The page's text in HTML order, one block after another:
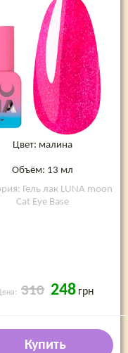
Цвет: малина
Объём: 13 мл
Гель лак LUNA moon
Cat Eye Base
310 248 грн
Купить